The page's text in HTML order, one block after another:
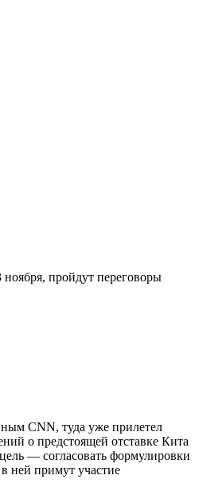
пройдут переговоры
CNN, туда уже прилетел
о предстоящей отставке Кита
— согласовать формулировки
ней примут участие